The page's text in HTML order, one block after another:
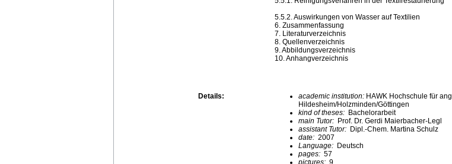
5.5.2. Auswirkungen von Wasser auf Textilien
6. Zusammenfassung
7. Literaturverzeichnis
8. Quellenverzeichnis
9. Abbildungsverzeichnis
10. Anhangverzeichnis
Details: academic institution: HAWK Hochschule für
Hildesheim/Holzminden/Göttingen
kind of theses: Bachelorarbeit
main Tutor: Prof. Dr. Gerdi Maierbacher-Legl
assistant Tutor: Dipl.-Chem. Martina Schulz
date: 2007
Language: Deutsch
pages: 57
pictures: 9